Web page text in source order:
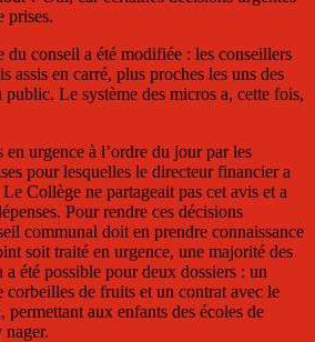
prises.
du conseil a été modifiée : les conseillers
assis en carré, plus proches les uns des
public. Le système des micros a, cette fois,
urgence à l’ordre du jour par les
pour lesquelles le directeur financier a
Collège ne partageait pas cet avis et a
Pour rendre ces décisions
communal doit en prendre connaissance
soit traité en urgence, une majorité des
a été possible pour deux dossiers : un
de fruits et un contrat avec le
permettant aux enfants des écoles de